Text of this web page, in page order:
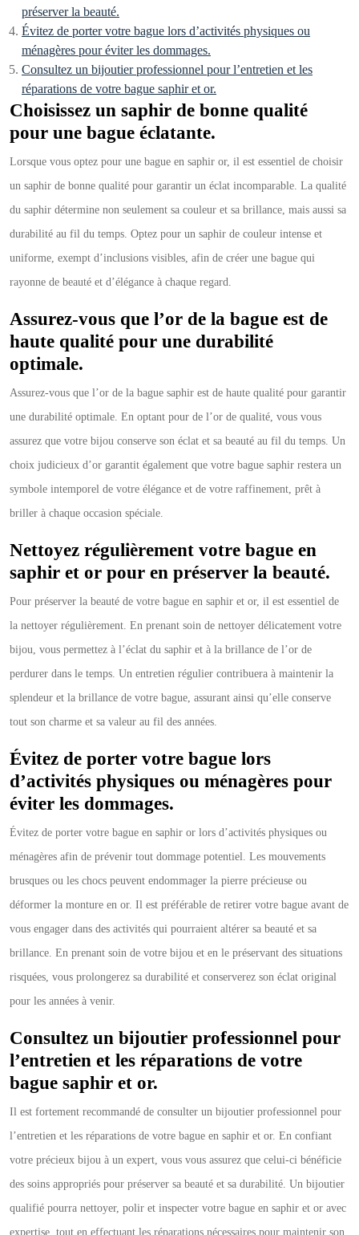
préserver la beauté.
Évitez de porter votre bague lors d’activités physiques ou
ménagères pour éviter les dommages.
Consultez un bijoutier professionnel pour l’entretien et les
réparations de votre bague saphir et or.
Choisissez un saphir de bonne qualité
pour une bague éclatante.
Lorsque vous optez pour une bague en saphir or, il est essentiel de choisir
un saphir de bonne qualité pour garantir un éclat incomparable. La qualité
du saphir détermine non seulement sa couleur et sa brillance, mais aussi sa
durabilité au fil du temps. Optez pour un saphir de couleur intense et
uniforme, exempt d’inclusions visibles, afin de créer une bague qui
rayonne de beauté et d’élégance à chaque regard.
Assurez-vous que l’or de la bague est de
haute qualité pour une durabilité
optimale.
Assurez-vous que l’or de la bague saphir est de haute qualité pour garantir
une durabilité optimale. En optant pour de l’or de qualité, vous vous
assurez que votre bijou conserve son éclat et sa beauté au fil du temps. Un
choix judicieux d’or garantit également que votre bague saphir restera un
symbole intemporel de votre élégance et de votre raffinement, prêt à
briller à chaque occasion spéciale.
Nettoyez régulièrement votre bague en
saphir et or pour en préserver la beauté.
Pour préserver la beauté de votre bague en saphir et or, il est essentiel de
la nettoyer régulièrement. En prenant soin de nettoyer délicatement votre
bijou, vous permettez à l’éclat du saphir et à la brillance de l’or de
perdurer dans le temps. Un entretien régulier contribuera à maintenir la
splendeur et la brillance de votre bague, assurant ainsi qu’elle conserve
tout son charme et sa valeur au fil des années.
Évitez de porter votre bague lors
d’activités physiques ou ménagères pour
éviter les dommages.
Évitez de porter votre bague en saphir or lors d’activités physiques ou
ménagères afin de prévenir tout dommage potentiel. Les mouvements
brusques ou les chocs peuvent endommager la pierre précieuse ou
déformer la monture en or. Il est préférable de retirer votre bague avant de
vous engager dans des activités qui pourraient altérer sa beauté et sa
brillance. En prenant soin de votre bijou et en le préservant des situations
risquées, vous prolongerez sa durabilité et conserverez son éclat original
pour les années à venir.
Consultez un bijoutier professionnel pour
l’entretien et les réparations de votre
bague saphir et or.
Il est fortement recommandé de consulter un bijoutier professionnel pour
l’entretien et les réparations de votre bague en saphir et or. En confiant
votre précieux bijou à un expert, vous vous assurez que celui-ci bénéficie
des soins appropriés pour préserver sa beauté et sa durabilité. Un bijoutier
qualifié pourra nettoyer, polir et inspecter votre bague en saphir et or avec
expertise, tout en effectuant les réparations nécessaires pour maintenir son